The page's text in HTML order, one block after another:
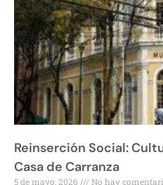
Reinserción Social:
Casa de Carranza
5 de mayo, 2026 No hay